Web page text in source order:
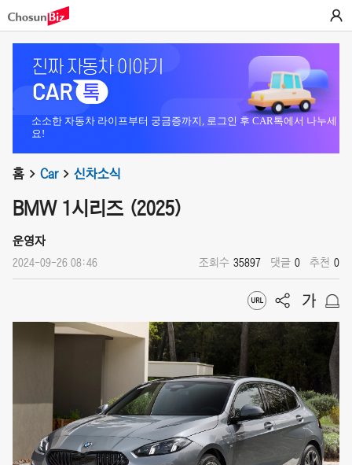
소소한 자동차 라이프부터 궁금증까지, 로그인 후 CAR톡에서 나누세
요!
홈 Car 신차소식
BMW 1시리즈 (2025)
운영자
2024-09-26 08:46 조회수 35897 댓글 0 추천 0